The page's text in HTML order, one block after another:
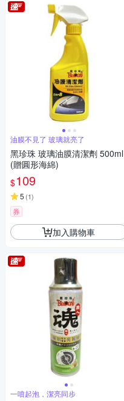
油膜不見了 玻璃就亮了
黑珍珠 玻璃油膜清潔劑 500ml
(贈圓形海綿)
$109
5 (1)
券
加入購物車
一噴起泡，潔亮同步